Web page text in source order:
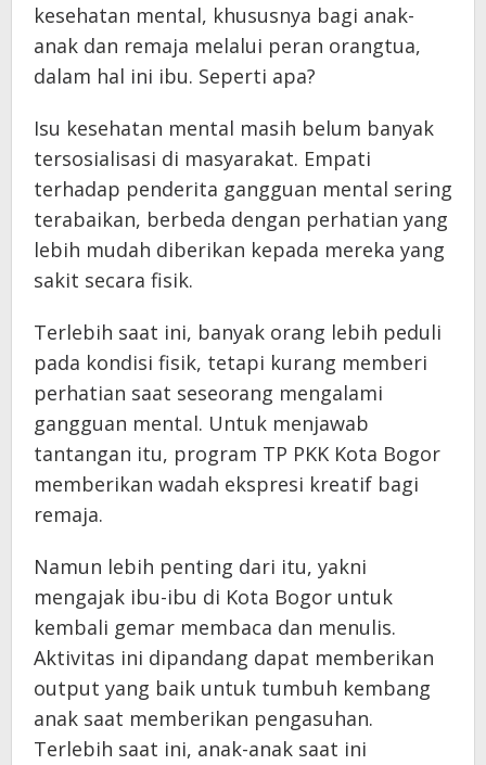
kesehatan mental, khususnya bagi anak-
anak dan remaja melalui peran orangtua,
dalam hal ini ibu. Seperti apa?
Isu kesehatan mental masih belum banyak
tersosialisasi di masyarakat. Empati
terhadap penderita gangguan mental sering
terabaikan, berbeda dengan perhatian yang
lebih mudah diberikan kepada mereka yang
sakit secara fisik.
Terlebih saat ini, banyak orang lebih peduli
pada kondisi fisik, tetapi kurang memberi
perhatian saat seseorang mengalami
gangguan mental. Untuk menjawab
tantangan itu, program TP PKK Kota Bogor
memberikan wadah ekspresi kreatif bagi
remaja.
Namun lebih penting dari itu, yakni
mengajak ibu-ibu di Kota Bogor untuk
kembali gemar membaca dan menulis.
Aktivitas ini dipandang dapat memberikan
output yang baik untuk tumbuh kembang
anak saat memberikan pengasuhan.
Terlebih saat ini, anak-anak saat ini